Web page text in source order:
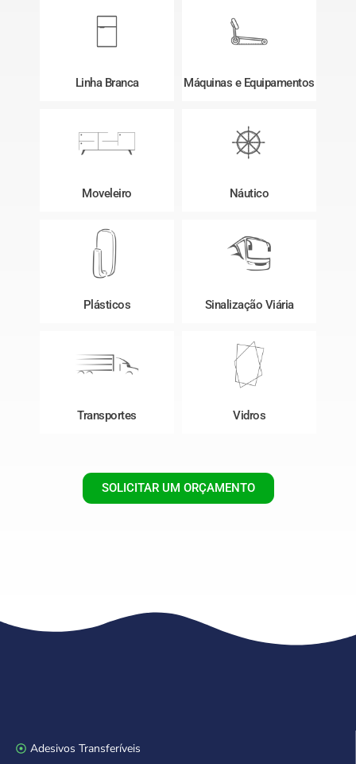
Linha Branca Máquinas e Equipamentos
Moveleiro Náutico
Plásticos Sinalização Viária
Transportes Vidros
SOLICITAR UM ORÇAMENTO
Adesivos Transferíveis